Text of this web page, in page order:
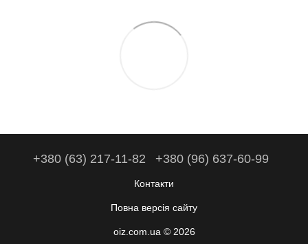
+380 (63) 217-11-82 +380 (96) 637-60-99
Контакти
Повна версія сайту
oiz.com.ua © 2026